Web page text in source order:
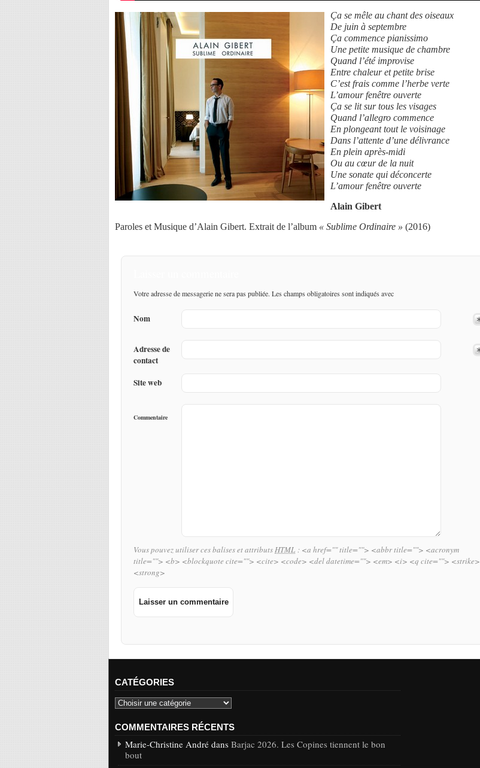
Ça se mêle au chant des oiseaux
De juin à septembre
Ça commence pianissimo
Une petite musique de chambre
Quand l’été improvise
Entre chaleur et petite brise
C’est frais comme l’herbe verte
L’amour fenêtre ouverte
Ça se lit sur tous les visages
Quand l’allegro commence
En plongeant tout le voisinage
Dans l’attente d’une délivrance
En plein après-midi
Ou au cœur de la nuit
Une sonate qui déconcerte
L’amour fenêtre ouverte
Alain Gibert
Paroles et Musique d’Alain Gibert. Extrait de l’album « Sublime Ordinaire » (2016)
Votre adresse de messagerie ne sera pas publiée. Les champs obligatoires sont indiqués avec
Nom
Adresse de
contact
Site web
Commentaire
Vous pouvez utiliser ces balises et attributsHTML : <a href="" title=""> <abbr title=""> <acronym
title=""> <b> <blockquote cite=""> <cite> <code> <del datetime=""> <em> <i> <q cite=""> <strike>
<strong>
CATÉGORIES
COMMENTAIRES RÉCENTS
Marie-Christine André dans Barjac 2026. Les Copines tiennent le bon
bout